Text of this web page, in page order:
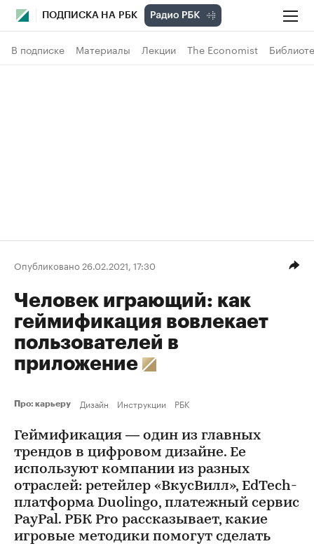
ПОДПИСКА НА РБК
В подписке Материалы Лекции The Economist
Опубликовано 26.02.2021, 17:30
Человек играющий: как
геймификация вовлекает
пользователей в
приложение
Про: карьеру Дизайн Инструкции РБК
Геймификация — один из главных
трендов в цифровом дизайне. Ее
используют компании из разных
отраслей: ретейлер «ВкусВилл», EdTech-
платформа Duolingo, платежный сервис
PayPal. РБК Pro рассказывает, какие
игровые методики помогут сделать